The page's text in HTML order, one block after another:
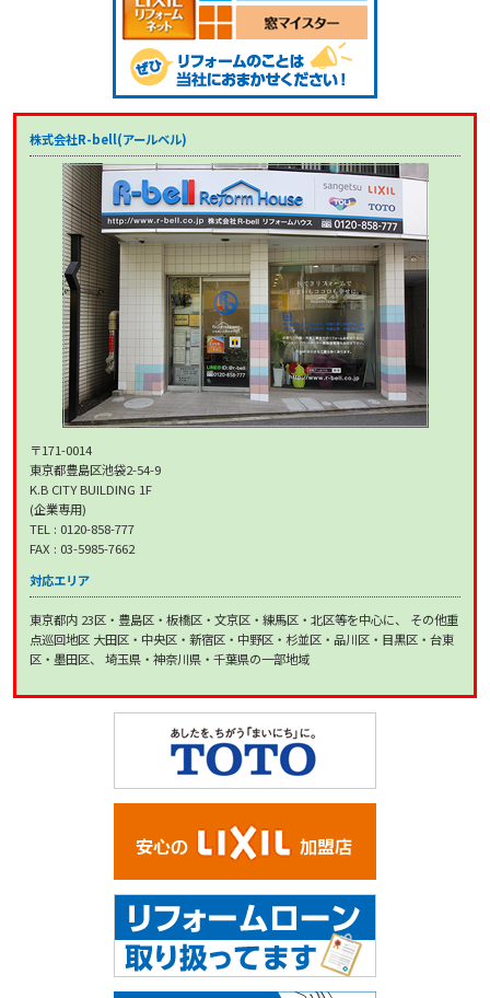
株式会社R-bell(アールベル)
〒171-0014
東京都豊島区池袋2-54-9
K.B CITY BUILDING 1F
(企業専用)
TEL : 0120-858-777
FAX : 03-5985-7662
対応エリア
東京都内 23区・豊島区・板橋区・文京区・練馬区・北区等を中心に、 その他重
点巡回地区 大田区・中央区・新宿区・中野区・杉並区・品川区・目黒区・台東
区・墨田区、 埼玉県・神奈川県・千葉県の一部地域